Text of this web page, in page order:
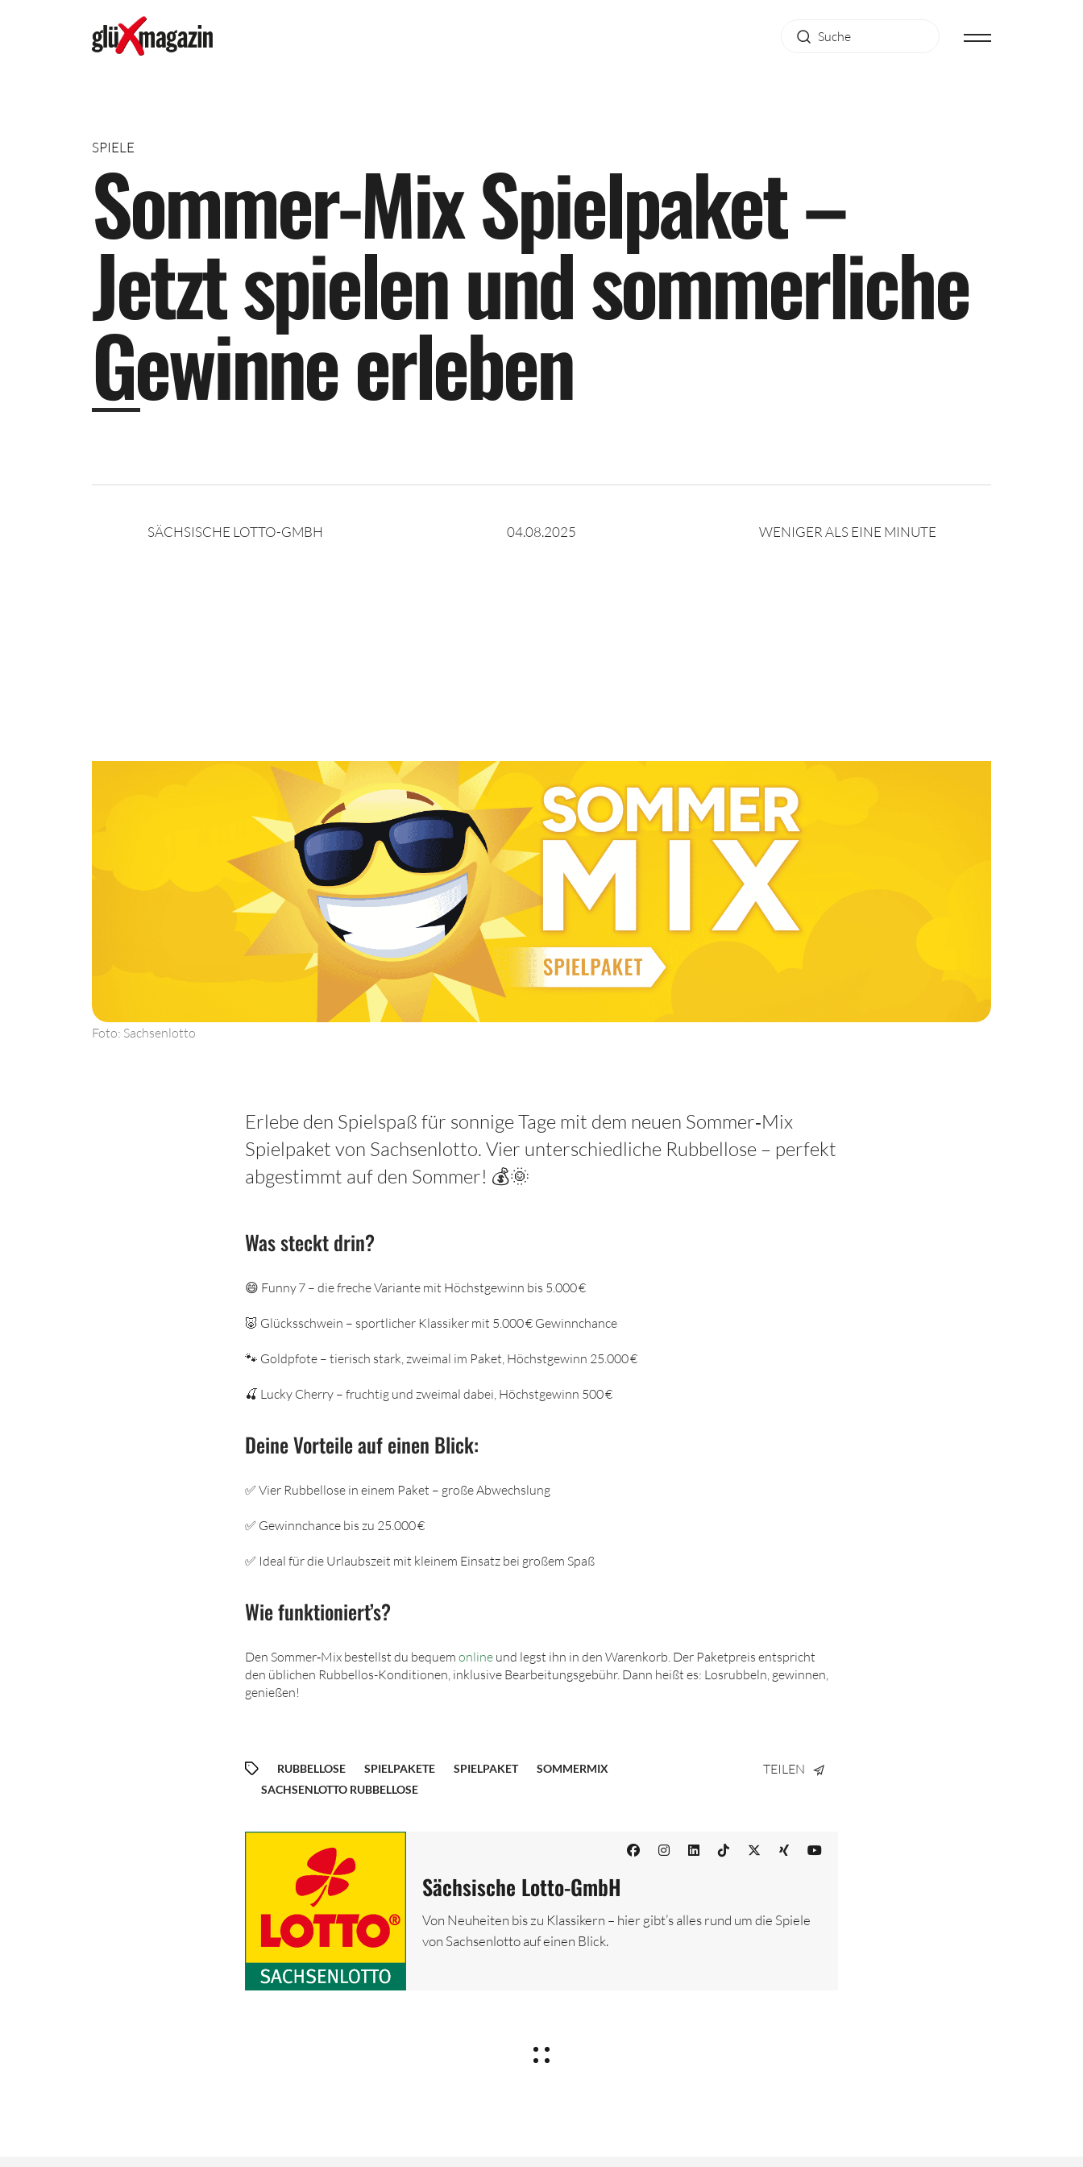
SPIELE
Sommer‑MixSpielpaket–
Jetztspielenundsommerliche
Gewinneerleben
SÄCHSISCHE LOTTO-GMBH 04.08.2025 WENIGER ALS EINE MINUTE
Foto: Sachsenlotto
Erlebe den Spielspaß für sonnige Tage mit dem neuen Sommer‑Mix
Spielpaket von Sachsenlotto. Vier unterschiedliche Rubbellose – perfekt
abgestimmt auf den Sommer! 💰🌞
Was steckt drin?
😄 Funny 7 – die freche Variante mit Höchstgewinn bis 5.000 €
🐷 Glücksschwein – sportlicher Klassiker mit 5.000 € Gewinnchance
🐾 Goldpfote – tierisch stark, zweimal im Paket, Höchstgewinn 25.000 €
🍒 Lucky Cherry – fruchtig und zweimal dabei, Höchstgewinn 500 €
Deine Vorteile auf einen Blick:
✅ Vier Rubbellose in einem Paket – große Abwechslung
✅ Gewinnchance bis zu 25.000 €
✅ Ideal für die Urlaubszeit mit kleinem Einsatz bei großem Spaß
Wie funktioniert’s?
Den Sommer‑Mix bestellst du bequem online und legst ihn in den Warenkorb. Der Paketpreis entspricht
den üblichen Rubbellos-Konditionen, inklusive Bearbeitungsgebühr. Dann heißt es: Losrubbeln, gewinnen,
genießen!
RUBBELLOSE SPIELPAKETE SPIELPAKET
SOMMERMIX
SACHSENLOTTO RUBBELLOSE
TEILEN
Sächsische Lotto-GmbH
Von Neuheiten bis zu Klassikern – hier gibt’s alles rund um die Spiele
von Sachsenlotto auf einen Blick.